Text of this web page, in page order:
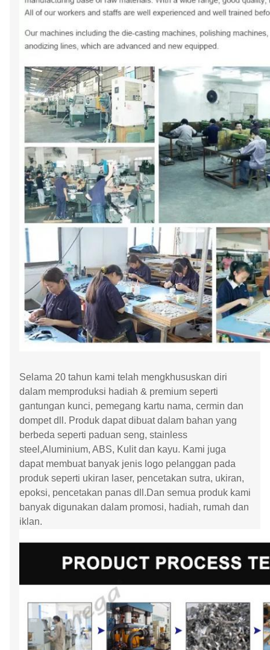
Selama 20 tahun kami telah mengkhususkan diri
dalam memproduksi hadiah & premium seperti
gantungan kunci, pemegang kartu nama, cermin dan
dompet dll. Produk dapat dibuat dalam bahan yang
berbeda seperti paduan seng, stainless
steel,Aluminium, ABS, Kulit dan kayu. Kami juga
dapat membuat banyak jenis logo pelanggan pada
produk seperti ukiran laser, pencetakan sutra, ukiran,
epoksi, pencetakan panas dll.Dan semua produk kami
banyak digunakan dalam promosi, hadiah, rumah dan
iklan.